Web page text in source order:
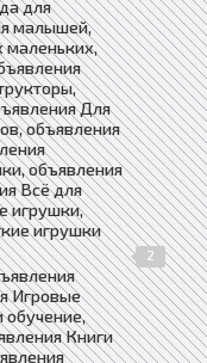
для
малышей,
маленьких,
Для
объявления
объявления
Всё для
игрушки,
игрушки
2
Игровые
обучение,
Книги